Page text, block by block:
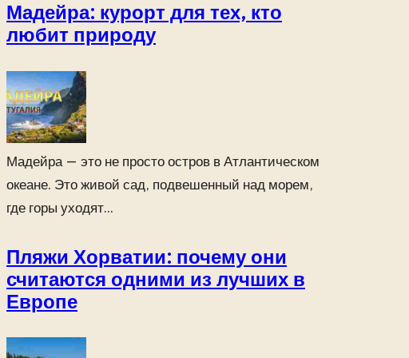
Мадейра: курорт для тех, кто
любит природу
Мадейра — это не просто остров в Атлантическом
океане. Это живой сад, подвешенный над морем,
где горы уходят...
Пляжи Хорватии: почему они
считаются одними из лучших в
Европе